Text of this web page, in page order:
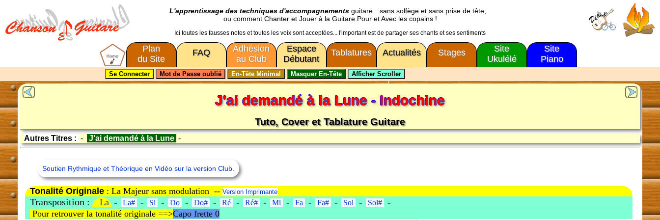
L'apprentissage des techniques d'accompagnementsguitare
sans solfège et sans prise de tête,
ou comment Chanter et Jouer à la Guitare Pour et Avec les copains !
Ici toutes les fausses notes et toutes les voix sont acceptées... l'important est de partager ses chants et ses sentiments
Plan
du Site
FAQ
Adhésion
au Club
Espace
Débutant
Tablatures Actualités Stages
Site
Ukulélé
Site
Piano
J'ai demandé à la Lune - Indochine
Tuto, Cover et Tablature Guitare
Autres Titres : - J'ai demandé à la Lune -
Soutien Rythmique et Théorique en Vidéo sur la version Club.
Tonalité Originale : La Majeur sans modulation --Version Imprimante
Transposition : La - La# - Si - Do - Do# - Ré - Ré# - Mi - Fa - Fa# - Sol - Sol# -
Pour retrouver la tonalité originale ==>Capo frette 0